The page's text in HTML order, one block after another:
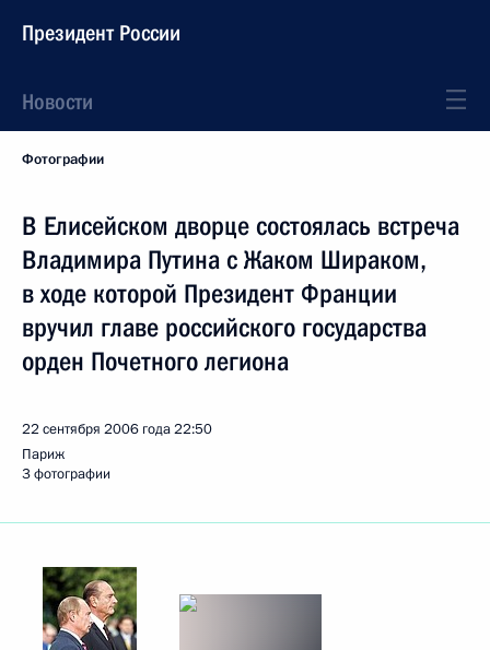
Президент России
Новости
Фотографии
В Елисейском дворце состоялась встреча
Владимира Путина с Жаком Шираком,
в ходе которой Президент Франции
вручил главе российского государства
орден Почетного легиона
22 сентября 2006 года22:50
Париж
3 фотографии